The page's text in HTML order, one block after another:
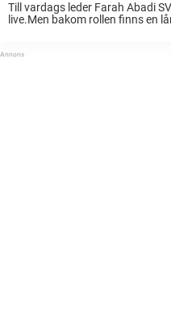
Till vardags leder Farah Abadi
live.Men bakom rollen finns en